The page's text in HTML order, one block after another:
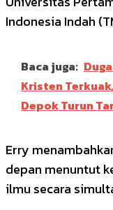
Indonesia Indah
Baca juga:
Kristen
Depok Turun
Erry
depan menuntut
ilmu secara